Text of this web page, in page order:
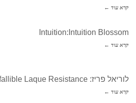
קרא עוד ←
Intuition:Intuition Blossom
קרא עוד ←
לוריאל פריז: Infallible Laque Resistance
קרא עוד ←